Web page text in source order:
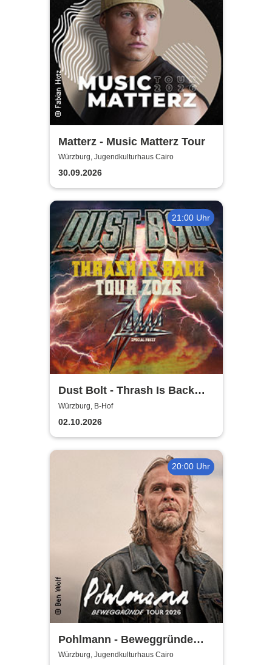
Matterz - Music Matterz Tour
Würzburg, Jugendkulturhaus Cairo
30.09.2026
21:00 Uhr
Dust Bolt - Thrash Is Back
Tour 2026
Würzburg, B-Hof
02.10.2026
20:00 Uhr
Pohlmann - Beweggründe
Tour 2026
Würzburg, Jugendkulturhaus Cairo